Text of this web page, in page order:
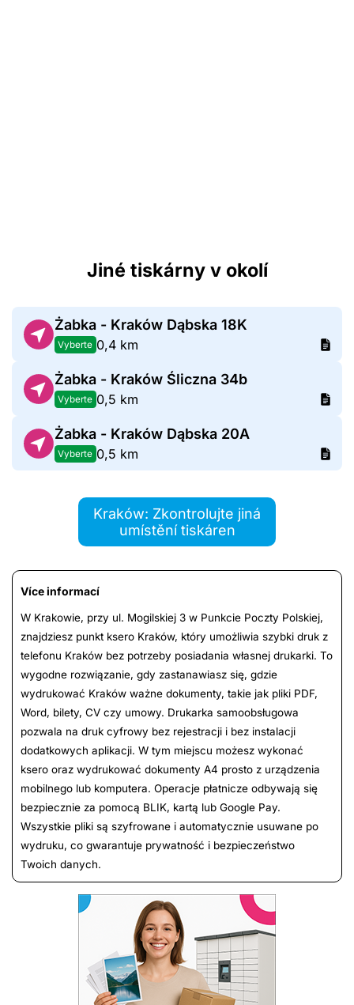
Jiné tiskárny v okolí
Żabka - Kraków Dąbska 18K
Vyberte 0,4 km
Żabka - Kraków Śliczna 34b
Vyberte 0,5 km
Żabka - Kraków Dąbska 20A
Vyberte 0,5 km
Kraków: Zkontrolujte jiná
umístění tiskáren
Více informací
W Krakowie, przy ul. Mogilskiej 3 w Punkcie Poczty Polskiej,
znajdziesz punkt ksero Kraków, który umożliwia szybki druk z
telefonu Kraków bez potrzeby posiadania własnej drukarki. To
wygodne rozwiązanie, gdy zastanawiasz się, gdzie
wydrukować Kraków ważne dokumenty, takie jak pliki PDF,
Word, bilety, CV czy umowy. Drukarka samoobsługowa
pozwala na druk cyfrowy bez rejestracji i bez instalacji
dodatkowych aplikacji. W tym miejscu możesz wykonać
ksero oraz wydrukować dokumenty A4 prosto z urządzenia
mobilnego lub komputera. Operacje płatnicze odbywają się
bezpiecznie za pomocą BLIK, kartą lub Google Pay.
Wszystkie pliki są szyfrowane i automatycznie usuwane po
wydruku, co gwarantuje prywatność i bezpieczeństwo
Twoich danych.